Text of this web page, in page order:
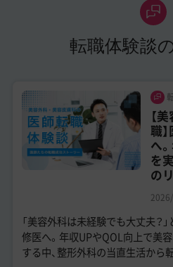
転職体験談
【
職
へ
を
の
「美容外科は未経験でも大丈夫？
修医へ。年収UPやQOL向上で美
する中、整形外科の当直生活から